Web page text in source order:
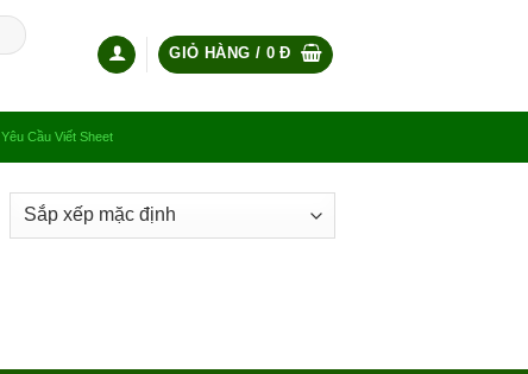
GIỎ HÀNG / 0Đ
Yêu Cầu Viết Sheet